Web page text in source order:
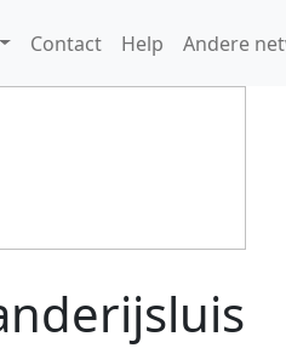
Contact Help Andere